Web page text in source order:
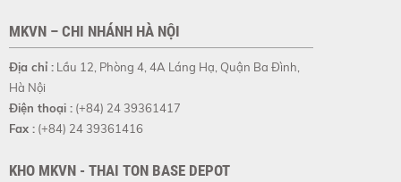
MKVN – CHI NHÁNH HÀ NỘI
Địa chỉ : Lầu 12, Phòng 4, 4A Láng Hạ, Quận Ba Đình,
Hà Nội
Điện thoại : (+84) 24 39361417
Fax : (+84) 24 39361416
KHO MKVN - THAI TON BASE DEPOT